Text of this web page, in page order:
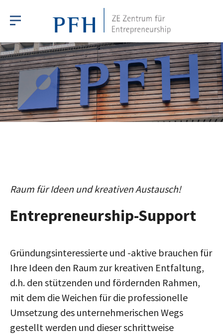
Raum für Ideen und kreativen Austausch!
Entrepreneurship-Support
Gründungsinteressierte und -aktive brauchen für
Ihre Ideen den Raum zur kreativen Entfaltung,
d.h. den stützenden und fördernden Rahmen,
mit dem die Weichen für die professionelle
Umsetzung des unternehmerischen Wegs
gestellt werden und dieser schrittweise